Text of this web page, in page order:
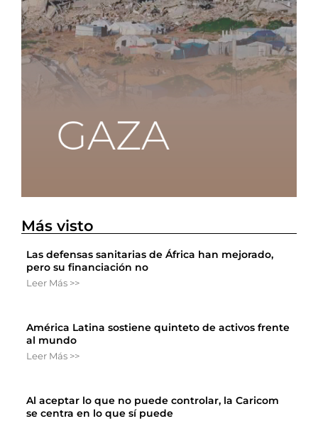
Más visto
Las defensas sanitarias de África han mejorado,
pero su financiación no
Leer Más >>
América Latina sostiene quinteto de activos frente
al mundo
Leer Más >>
Al aceptar lo que no puede controlar, la Caricom
se centra en lo que sí puede